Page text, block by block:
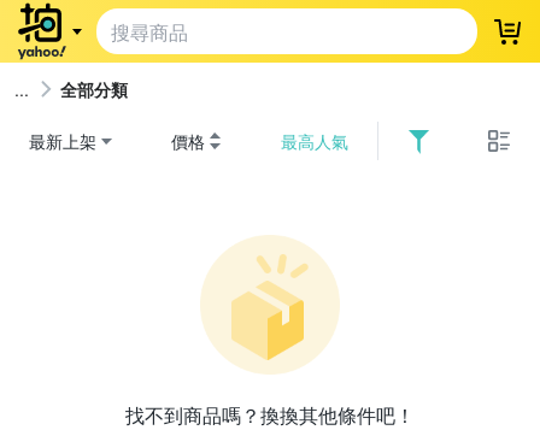
登
全部分類
最新上架 價格 最高人氣
找不到商品嗎？換換其他條件吧！